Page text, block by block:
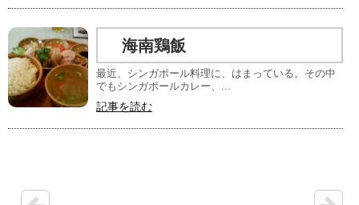
海南鶏飯
最近、シンガポール料理に、はまっている。その中
でもシンガポールカレー、...
記事を読む